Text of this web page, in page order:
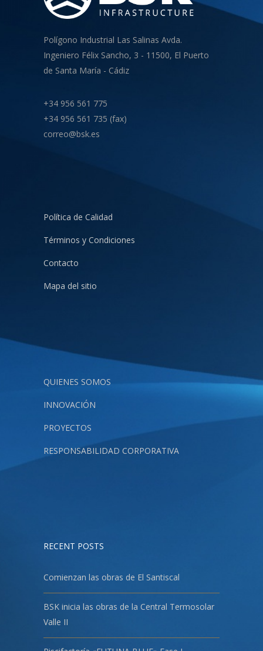
Polígono Industrial Las Salinas Avda.
Ingeniero Félix Sancho, 3 - 11500, El Puerto
de Santa María - Cádiz
+34 956 561 775
+34 956 561 735 (fax)
correo@bsk.es
Política de Calidad
Términos y Condiciones
Contacto
Mapa del sitio
QUIENES SOMOS
INNOVACIÓN
PROYECTOS
RESPONSABILIDAD CORPORATIVA
RECENT POSTS
Comienzan las obras de El Santiscal
BSK inicia las obras de la Central Termosolar
Valle II